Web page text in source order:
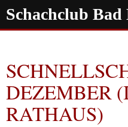
Zum
Inhalt
Suchen
DEZEMBER
RATHAUS)